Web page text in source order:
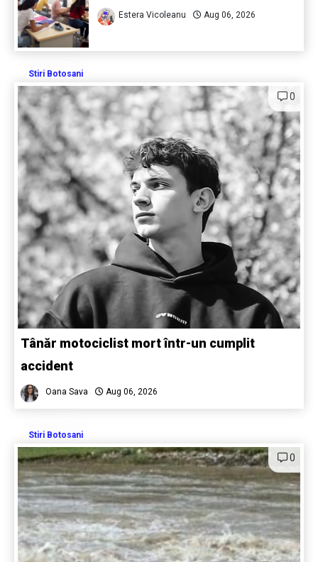
Estera Vicoleanu Aug 06, 2026
Stiri Botosani
0
Tânăr motociclist mort într-un cumplit
accident
Oana Sava Aug 06, 2026
Stiri Botosani
0